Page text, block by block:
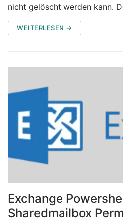
nicht gelöscht werden kann.
WEITERLESEN →
Exchange
Sharedmailbox